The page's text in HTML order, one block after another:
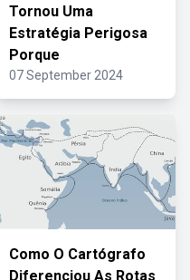
Tornou Uma
Estratégia Perigosa
Porque
07 September 2024
Como O Cartógrafo
Diferenciou As Rotas